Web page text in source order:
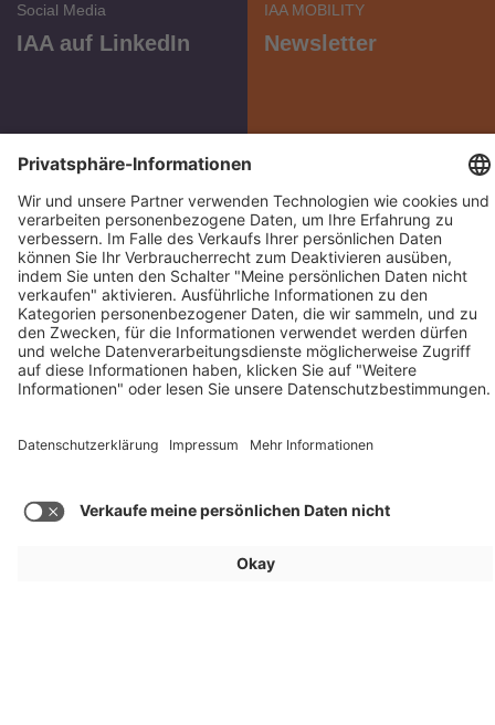
Social Media
IAA auf LinkedIn
IAA MOBILITY
Newsletter
Das waren die TOP Aussteller 2025